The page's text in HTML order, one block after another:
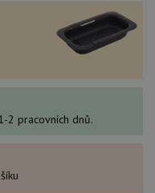
2 pracovních dnů.